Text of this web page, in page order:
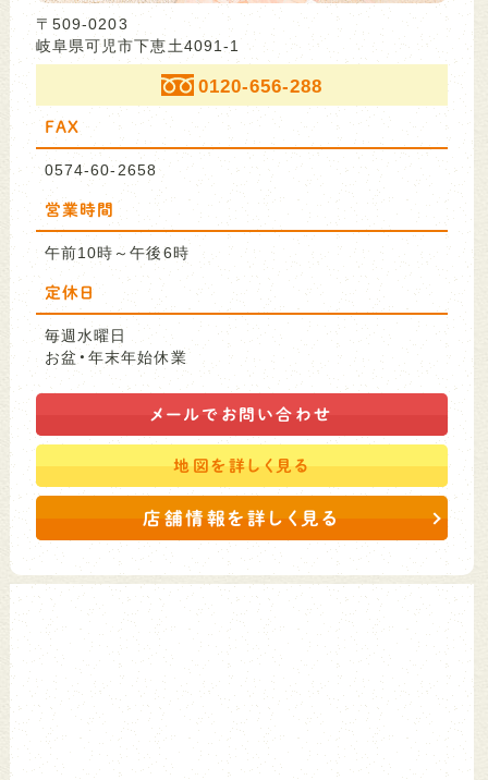
〒509-0203
岐阜県可児市下恵土4091-1
0120-656-288
FAX
0574-60-2658
営業時間
午前10時～午後6時
定休日
毎週水曜日
お盆・年末年始休業
メールで お問い合わせ
地図を詳しく見る
店舗情報を詳しく見る